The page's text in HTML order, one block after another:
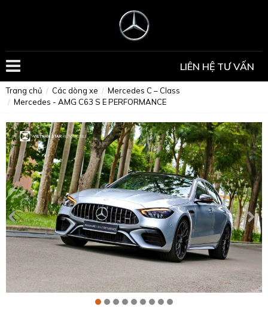
LIÊN HỆ TƯ VẤN
Trang chủ Các dòng xe
Mercedes C – Class
Mercedes - AMG C63 S E PERFORMANCE